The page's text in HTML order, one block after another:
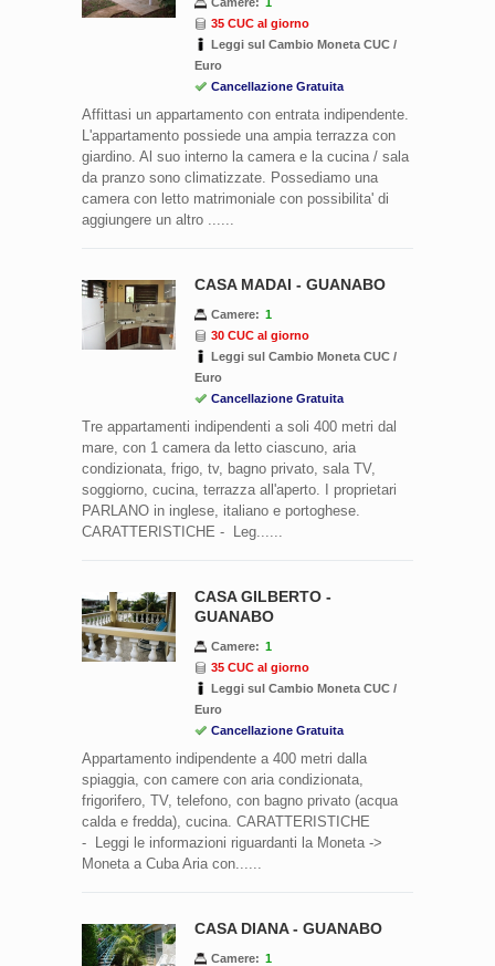
35 CUC al giorno
Leggi sul Cambio Moneta CUC /
Euro
Cancellazione Gratuita
Affittasi un appartamento con entrata indipendente.
L'appartamento possiede una ampia terrazza con
giardino. Al suo interno la camera e la cucina / sala
da pranzo sono climatizzate. Possediamo una
camera con letto matrimoniale con possibilita' di
aggiungere un altro ......
CASA MADAI - GUANABO
Camere: 1
30 CUC al giorno
Leggi sul Cambio Moneta CUC /
Euro
Cancellazione Gratuita
Tre appartamenti indipendenti a soli 400 metri dal
mare, con 1 camera da letto ciascuno, aria
condizionata, frigo, tv, bagno privato, sala TV,
soggiorno, cucina, terrazza all'aperto. I proprietari
PARLANO in inglese, italiano e portoghese.
CARATTERISTICHE - Leg......
CASA GILBERTO -
GUANABO
Camere: 1
35 CUC al giorno
Leggi sul Cambio Moneta CUC /
Euro
Cancellazione Gratuita
Appartamento indipendente a 400 metri dalla
spiaggia, con camere con aria condizionata,
frigorifero, TV, telefono, con bagno privato (acqua
calda e fredda), cucina. CARATTERISTICHE
- Leggi le informazioni riguardanti la Moneta ->
Moneta a Cuba Aria con......
CASA DIANA - GUANABO
Camere: 1